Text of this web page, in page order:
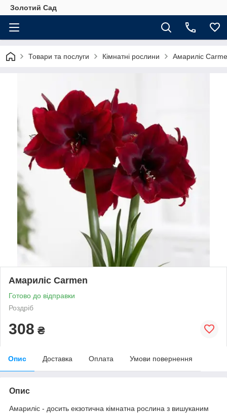
Золотий Сад
Товари та послуги Кімнатні рослини Амариліс
Амариліс Carmen
Готово до відправки
Роздріб
308 ₴
Опис Доставка Оплата Умови повернення
Опис
Амариліс - досить екзотична кімнатна рослина з вишуканим